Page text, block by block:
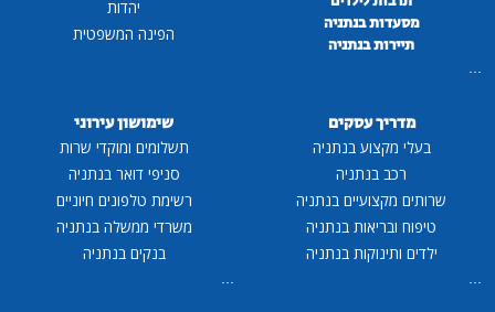
מסעדות בנתניה
תיירות בנתניה
יהדות
הפינה המשפטית
מדריך עסקים
בעלי מקצוע בנתניה
רכב בנתניה
שרותים מקצועיים בנתניה
טיפוח ובריאות בנתניה
ילדים ותינוקות בנתניה
שימושון עירוני
תשלומים ומוקדי שרות
סניפי דואר בנתניה
רשימת טלפונים חיוניים
משרדי ממשלה בנתניה
בנקים בנתניה